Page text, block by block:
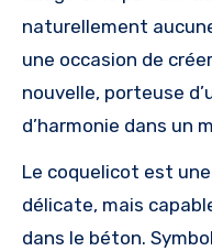
naturellement
une occasion de
nouvelle, porteuse
d’harmonie dans un
Le coquelicot est
délicate, mais
dans le béton.